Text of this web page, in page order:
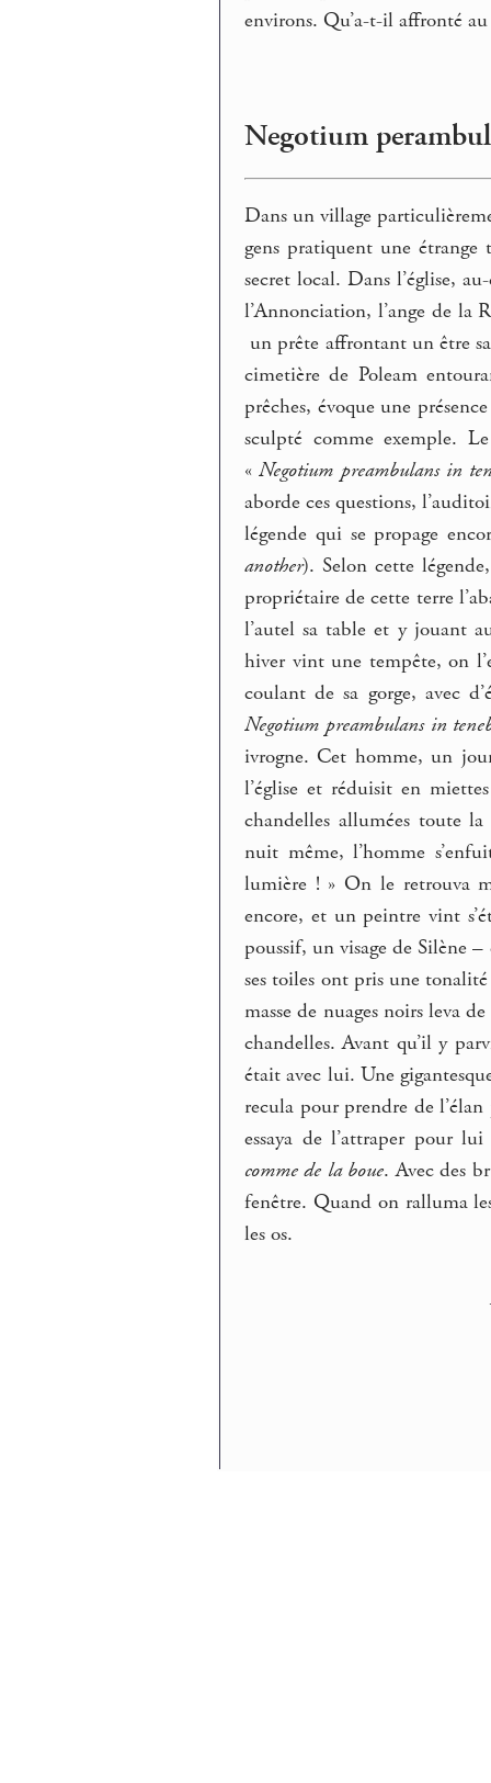
environs. Qu’a-t-il affronté
Negotium
Dans un village
gens pratiquent une
secret local. Dans l’église,
l’Annonciation, l’ange de la
un prête affrontant un être
cimetière de Poleam
prêches, évoque une
sculpté comme exemple.
«Negotium preambulans in
aborde ces questions,
légende qui se propage
another). Selon cette
propriétaire de cette terre
l’autel sa table et y jouant
hiver vint une tempête, on
coulant de sa gorge, avec
Negotium preambulans in
ivrogne. Cet homme, un
l’église et réduisit en
chandelles allumées toute
nuit même, l’homme
lumière ! » On le retrouva
encore, et un peintre vint
poussif, un visage de Silène
ses toiles ont pris une
masse de nuages noirs leva
chandelles. Avant qu’il y
était avec lui. Une
recula pour prendre de
essaya de l’attraper pour
comme de la boue. Avec des
fenêtre. Quand on ralluma
les os.